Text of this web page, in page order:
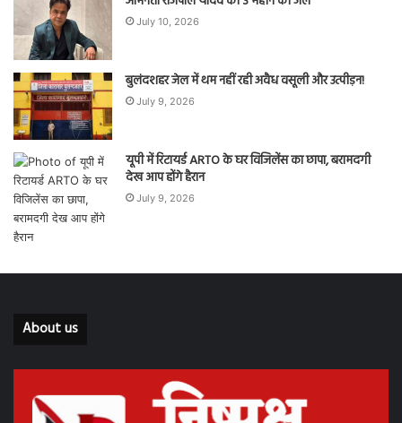
July 10, 2026
बुलंदशहर जेल में थम नहीं रही अवैध वसूली और उत्पीड़न!
July 9, 2026
यूपी में रिटायर्ड ARTO के घर विजिलेंस का छापा, बरामदगी
देख आप होंगे हैरान
July 9, 2026
About us